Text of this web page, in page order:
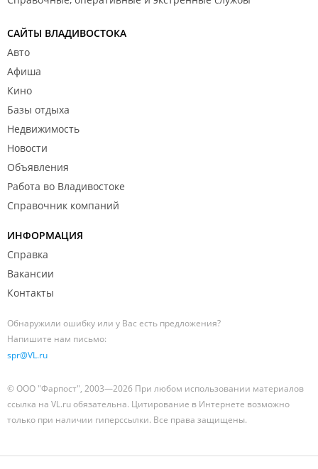
САЙТЫ ВЛАДИВОСТОКА
Авто
Афиша
Кино
Базы отдыха
Недвижимость
Новости
Объявления
Работа во Владивостоке
Справочник компаний
ИНФОРМАЦИЯ
Справка
Вакансии
Контакты
Обнаружили ошибку или у Вас есть предложения?
Напишите нам письмо:
spr@VL.ru
© ООО "Фарпост", 2003—2026 При любом использовании материалов
ссылка на VL.ru обязательна. Цитирование в Интернете возможно
только при наличии гиперссылки. Все права защищены.